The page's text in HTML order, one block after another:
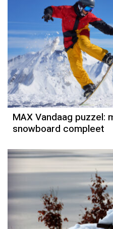
MAX Vandaag puzzel:
snowboard compleet